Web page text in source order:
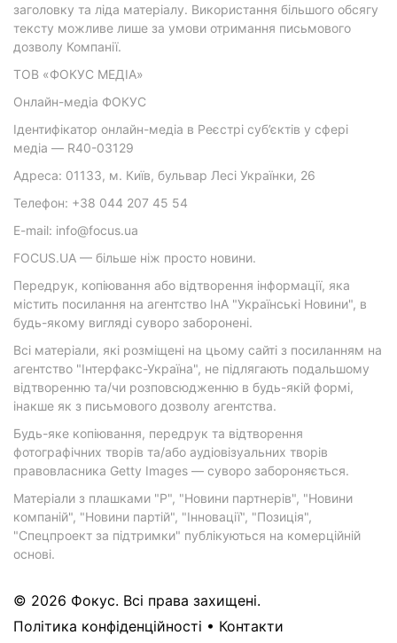
заголовку та ліда матеріалу. Використання більшого обсягу
тексту можливе лише за умови отримання письмового
дозволу Компанії.
ТОВ «ФОКУС МЕДІА»
Онлайн-медіа ФОКУС
Ідентифікатор онлайн-медіа в Реєстрі суб’єктів у сфері
медіа — R40-03129
Адреса: 01133, м. Київ, бульвар Лесі Українки, 26
Телефон: +38 044 207 45 54
E-mail: info@focus.ua
FOCUS.UA — більше ніж просто новини.
Передрук, копіювання або відтворення інформації, яка
містить посилання на агентство ІнА "Українські Новини", в
будь-якому вигляді суворо заборонені.
Всі матеріали, які розміщені на цьому сайті з посиланням на
агентство "Інтерфакс-Україна", не підлягають подальшому
відтворенню та/чи розповсюдженню в будь-якій формі,
інакше як з письмового дозволу агентства.
Будь-яке копіювання, передрук та відтворення
фотографічних творів та/або аудіовізуальних творів
правовласника Getty Images — суворо забороняється.
Матеріали з плашками "Р", "Новини партнерів", "Новини
компаній", "Новини партій", "Інновації", "Позиція",
"Спецпроект за підтримки" публікуються на комерційній
основі.
© 2026 Фокус. Всі права захищені.
Політика конфіденційності • Контакти